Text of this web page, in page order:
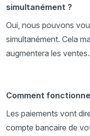
simultanément ?
Oui, nous pouvons
simultanément. Cela
augmentera les ventes.
Comment
Les paiements vont
compte bancaire de